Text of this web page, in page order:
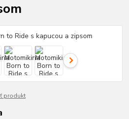
produkt